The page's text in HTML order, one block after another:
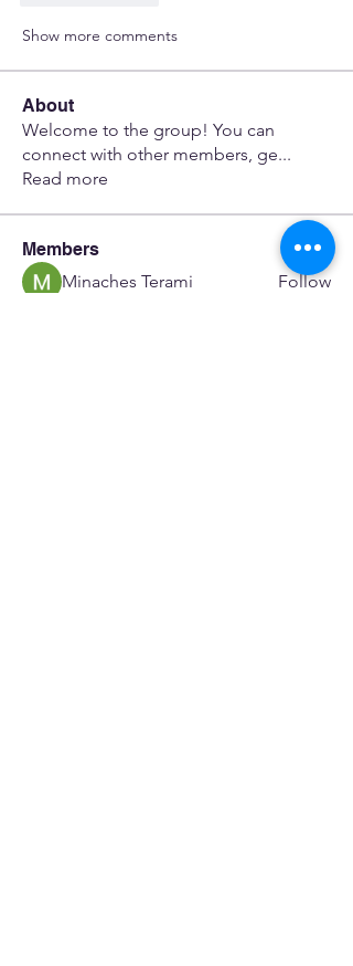
Show more comments
About
Welcome to the group! You can
connect with other members, ge...
Read more
Members
Minaches Terami
Follow